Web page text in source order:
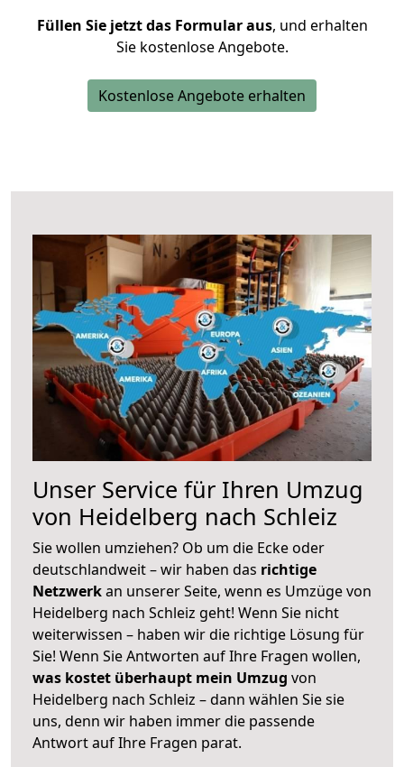
Füllen Sie jetzt das Formular aus, und erhalten
Sie kostenlose Angebote.
Kostenlose Angebote erhalten
Unser Service für Ihren Umzug
von Heidelberg nach Schleiz
Sie wollen umziehen? Ob um die Ecke oder
deutschlandweit – wir haben das richtige
Netzwerkan unserer Seite, wenn es Umzüge von
Heidelberg nach Schleiz geht! Wenn Sie nicht
weiterwissen – haben wir die richtige Lösung für
Sie! Wenn Sie Antworten auf Ihre Fragen wollen,
was kostet überhaupt mein Umzug von
Heidelberg nach Schleiz – dann wählen Sie sie
uns, denn wir haben immer die passende
Antwort auf Ihre Fragen parat.